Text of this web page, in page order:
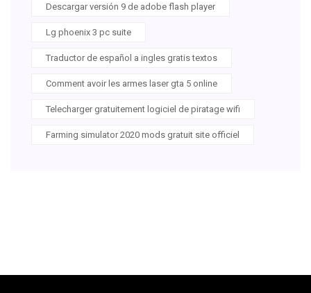
Descargar versión 9 de adobe flash player
Lg phoenix 3 pc suite
Traductor de español a ingles gratis textos
Comment avoir les armes laser gta 5 online
Telecharger gratuitement logiciel de piratage wifi
Farming simulator 2020 mods gratuit site officiel